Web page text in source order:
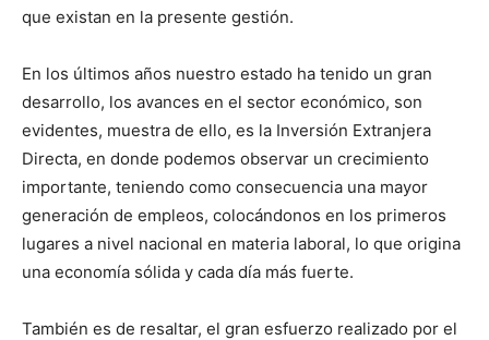
que existan en la presente gestión.
En los últimos años nuestro estado ha tenido un gran
desarrollo, los avances en el sector económico, son
evidentes, muestra de ello, es la Inversión Extranjera
Directa, en donde podemos observar un crecimiento
importante, teniendo como consecuencia una mayor
generación de empleos, colocándonos en los primeros
lugares a nivel nacional en materia laboral, lo que origina
una economía sólida y cada día más fuerte.
También es de resaltar, el gran esfuerzo realizado por el